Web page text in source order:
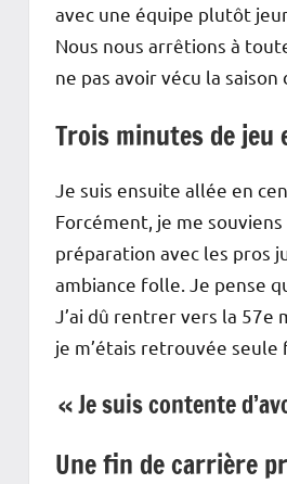
avec une équipe plutôt
Nous nous arrêtions à
ne pas avoir vécu la saison
Trois minutes de jeu
Je suis ensuite allée en
Forcément, je me
préparation avec les pros
ambiance folle. Je pense
J’ai dû rentrer vers la 57e
je m’étais retrouvée seule
« Je suis contente
Une fin de carrière